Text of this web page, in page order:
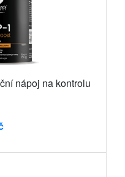
nápoj na kontrolu